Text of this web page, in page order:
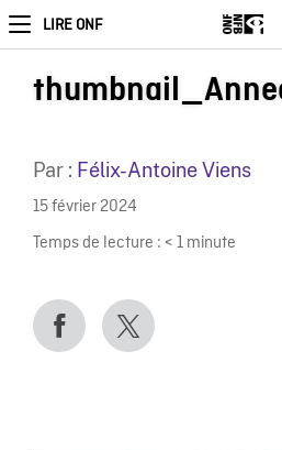
LIRE ONF
Par : Félix-Antoine Viens
15 février 2024
Temps de lecture : < 1 minute